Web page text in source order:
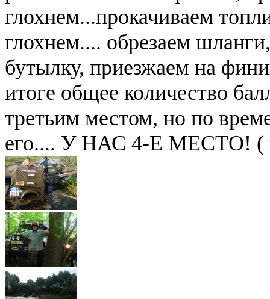
глохнем...прокачиваем
глохнем.... обрезаем
бутылку, приезжаем на
итоге общее количество
третьим местом, но по
его.... У НАС 4-Е МЕСТО! (